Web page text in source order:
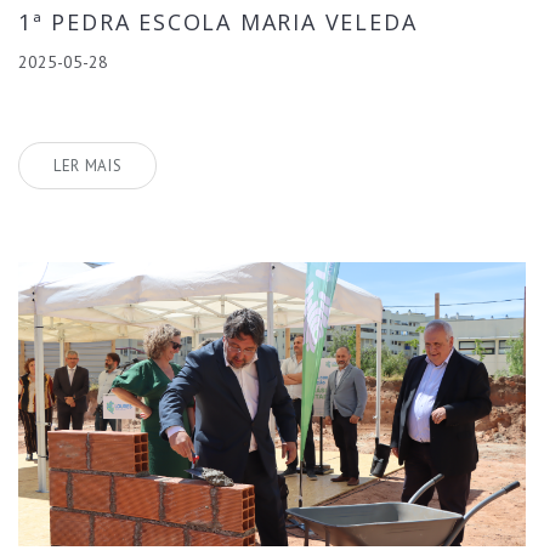
1ª PEDRA ESCOLA MARIA VELEDA
2025-05-28
LER MAIS